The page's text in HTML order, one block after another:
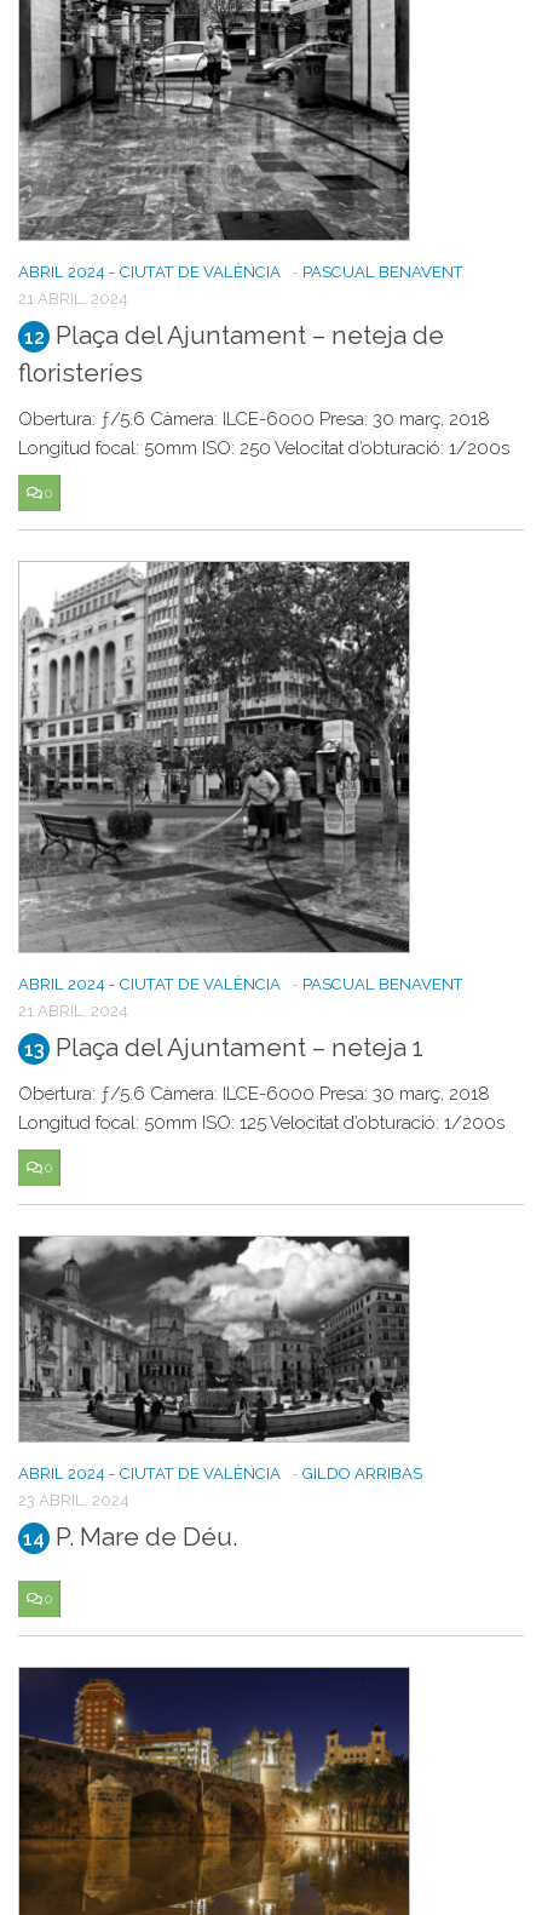
- PASCUAL BENAVENT
ABRIL 2024 - CIUTAT DE VALÈNCIA
21 ABRIL, 2024
12 Plaça del Ajuntament – neteja de
floristeríes
Obertura: ƒ/5.6 Càmera: ILCE-6000 Presa: 30 març, 2018
Longitud focal: 50mm ISO: 250 Velocitat d’obturació: 1/200s
0
- PASCUAL BENAVENT
ABRIL 2024 - CIUTAT DE VALÈNCIA
21 ABRIL, 2024
13 Plaça del Ajuntament – neteja 1
Obertura: ƒ/5.6 Càmera: ILCE-6000 Presa: 30 març, 2018
Longitud focal: 50mm ISO: 125 Velocitat d’obturació: 1/200s
0
- GILDO ARRIBAS
ABRIL 2024 - CIUTAT DE VALÈNCIA
23 ABRIL, 2024
14 P. Mare de Déu.
0